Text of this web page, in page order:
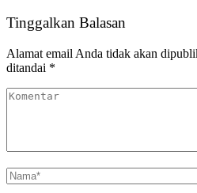
Tinggalkan Balasan
Alamat email Anda tidak akan
ditandai *